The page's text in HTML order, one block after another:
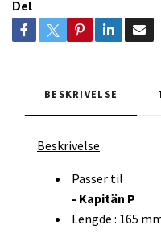
Del
BESKRIVELSE
Beskrivelse
Passer til
- Kapitän P
Lengde : 165